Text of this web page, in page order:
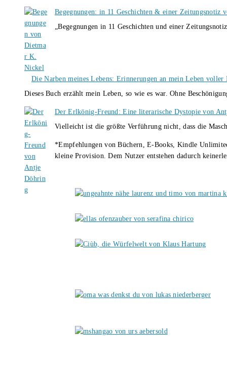
Begegnungen: in 11 Geschichten & einer Zeitungsnotiz
„Begegnungen in 11 Geschichten und einer
Die Narben meines Lebens: Erinnerungen an mein Leben
Dieses Buch erzählt mein Leben, so wie es war. Ohne
Der Erlkönig-Freund: Eine literarische Dystopie von
Vielleicht ist die größte Verführung nicht, dass die
*Empfehlungen von Büchern, E-Books, Kindle
kleine Provision. Dem Nutzer entstehen dadurch